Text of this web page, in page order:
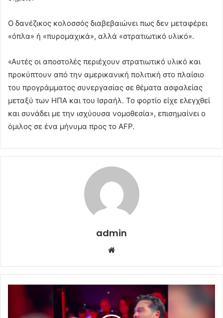
Ο δανέζικος κολοσσός διαβεβαιώνει πως δεν μεταφέρει
«όπλα» ή «πυρομαχικά», αλλά «στρατιωτικό υλικό».
«Αυτές οι αποστολές περιέχουν στρατιωτικό υλικό και
προκύπτουν από την αμερικανική πολιτική στο πλαίσιο
του προγράμματος συνεργασίας σε θέματα ασφαλείας
μεταξύ των ΗΠΑ και του Ισραήλ. Το φορτίο είχε ελεγχθεί
και συνάδει με την ισχύουσα νομοθεσία», επισημαίνει ο
όμιλος σε ένα μήνυμα προς το AFP.
admin